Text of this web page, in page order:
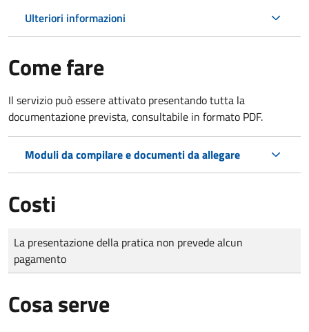
Ulteriori informazioni
Come fare
Il servizio può essere attivato presentando tutta la
documentazione prevista, consultabile in formato PDF.
Moduli da compilare e documenti da allegare
Costi
Tipo di pagamento
Importo
La presentazione della pratica non prevede alcun
pagamento
Cosa serve